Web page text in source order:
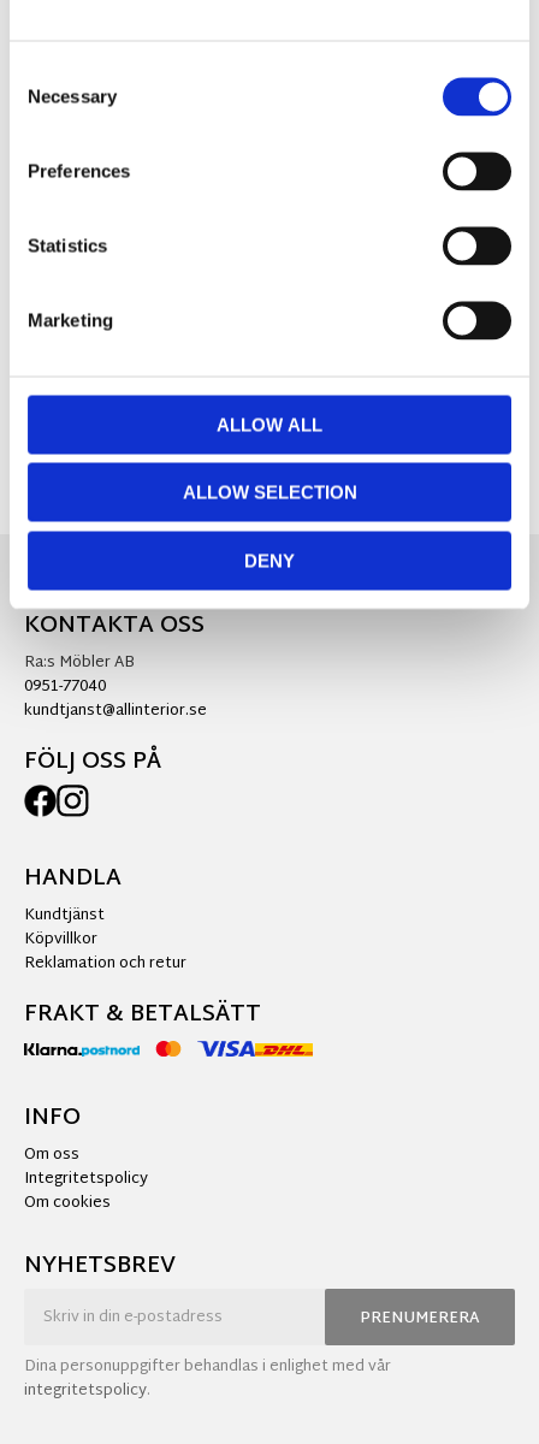
Selection
Necessary
Preferences
Statistics
Marketing
ALLOW ALL
ALLOW SELECTION
DENY
Vacker dekorationssvamp med en träfärgad fot
eller varför inte kombinera den i ett
blomarrangemang. Matcha gärna ihop med den
KONTAKTA OSS
Ra:s Möbler AB
0951-77040
kundtjanst@allinterior.se
FÖLJ OSS PÅ
HANDLA
Kundtjänst
Köpvillkor
Reklamation och retur
FRAKT & BETALSÄTT
INFO
Om oss
Integritetspolicy
Om cookies
NYHETSBREV
PRENUMERERA
Dina personuppgifter behandlas i enlighet med vår
integritetspolicy.